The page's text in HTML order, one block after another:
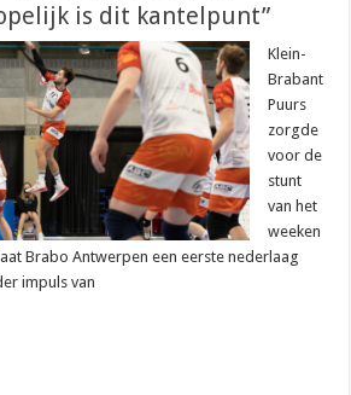
is dit kantelpunt”
Klein-
Brabant
Puurs
zorgde
voor de
stunt
van het
weeken
Brabo Antwerpen een eerste nederlaag
impuls van